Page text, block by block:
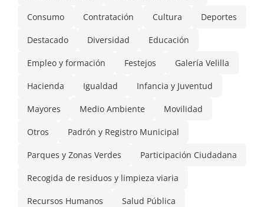
Consumo Contratación Cultura Deportes
Destacado Diversidad Educación
Empleo y formación Festejos Galería Velilla
Hacienda Igualdad Infancia y Juventud
Mayores Medio Ambiente Movilidad
Otros Padrón y Registro Municipal
Parques y Zonas Verdes Participación Ciudadana
Recogida de residuos y limpieza viaria
Recursos Humanos Salud Pública